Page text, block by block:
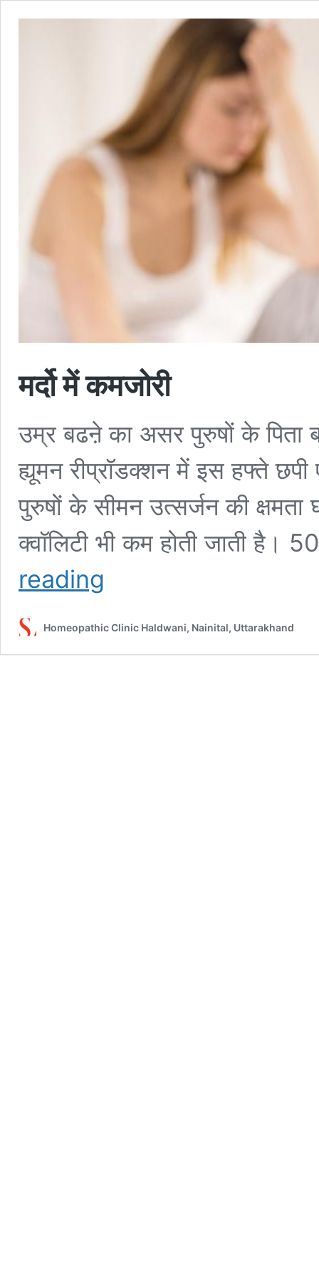
मर्दो में कमजोरी
उम्र बढऩे का असर पुरुषों के पिता
ह्यूमन रीप्रॉडक्शन में इस हफ्ते
पुरुषों के सीमन उत्सर्जन की क्षमता
क्वॉलिटी भी कम होती जाती
reading
Homeopathic Clinic Haldwani, Nainital, Uttarakhand